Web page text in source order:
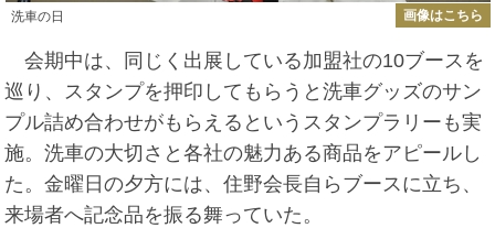
洗車の日 画像はこちら
会期中は、同じく出展している加盟社の10ブースを
巡り、スタンプを押印してもらうと洗車グッズのサン
プル詰め合わせがもらえるというスタンプラリーも実
施。洗車の大切さと各社の魅力ある商品をアピールし
た。金曜日の夕方には、住野会長自らブースに立ち、
来場者へ記念品を振る舞っていた。